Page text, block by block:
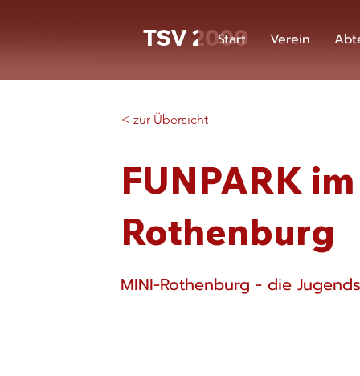
TSV 2000
Start Verein
< zur Übersicht
FUNPARK
Rothenburg
MINI-Rothenburg - die